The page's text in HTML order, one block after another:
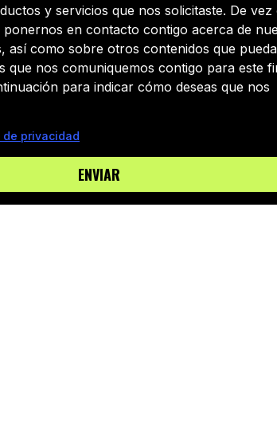
y servicios que nos solicitaste. De vez
en contacto contigo acerca de
así como sobre otros contenidos que
que nos comuniquemos contigo para este
para indicar cómo deseas que nos
privacidad
ENVIAR